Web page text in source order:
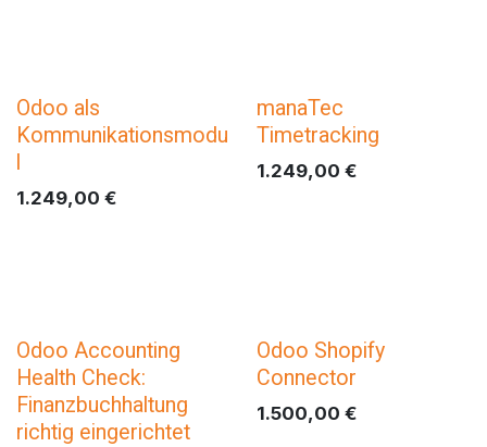
Odoo als
Kommunikationsmodu
1.249,00 €
manaTec
Timetracking
1.249,00 €
Odoo Accounting
Health Check:
Finanzbuchhaltung
richtig eingerichtet
Odoo Shopify
Connector
1.500,00 €